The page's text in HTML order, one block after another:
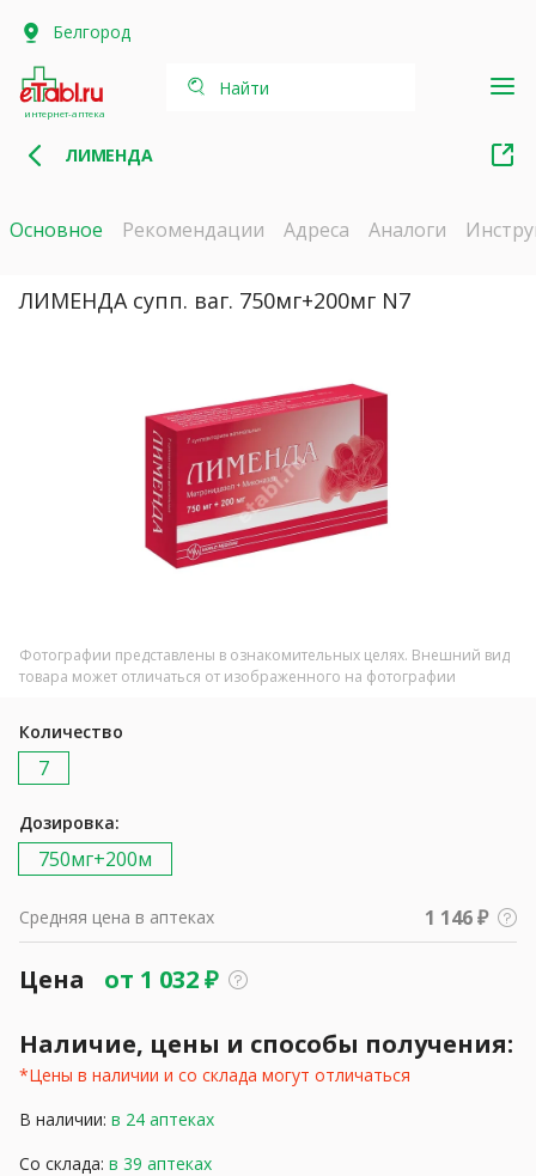
Белгород
интернет-аптека
Найти
ЛИМЕНДА
Основное Рекомендации Адреса Аналоги
ЛИМЕНДА супп. ваг. 750мг+200мг N7
Фотографии представлены в ознакомительных целях. Внешний вид
товара может отличаться от изображенного на фотографии
Количество
7
Дозировка:
750мг+200м
Средняя цена в аптеках 1 146 ₽
Цена от 1 032₽
Наличие, цены и способы получения:
*Цены в наличии и со склада могут отличаться
В наличии: в 24 аптеках
Со склада: в 39 аптеках